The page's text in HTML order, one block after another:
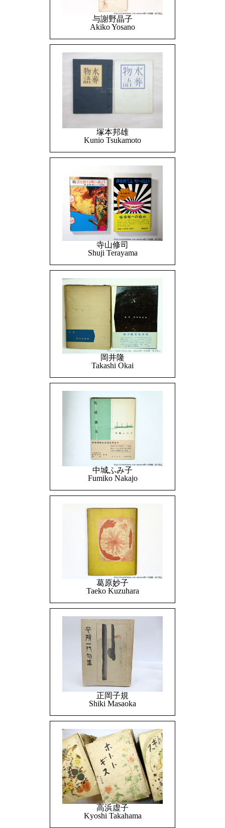
与謝野晶子
Akiko Yosano
塚本邦雄
Kunio Tsukamoto
寺山修司
Shuji Terayama
岡井隆
Takashi Okai
中城ふみ子
Fumiko Nakajo
葛原妙子
Taeko Kuzuhara
正岡子規
Shiki Masaoka
高浜虚子
Kyoshi Takahama